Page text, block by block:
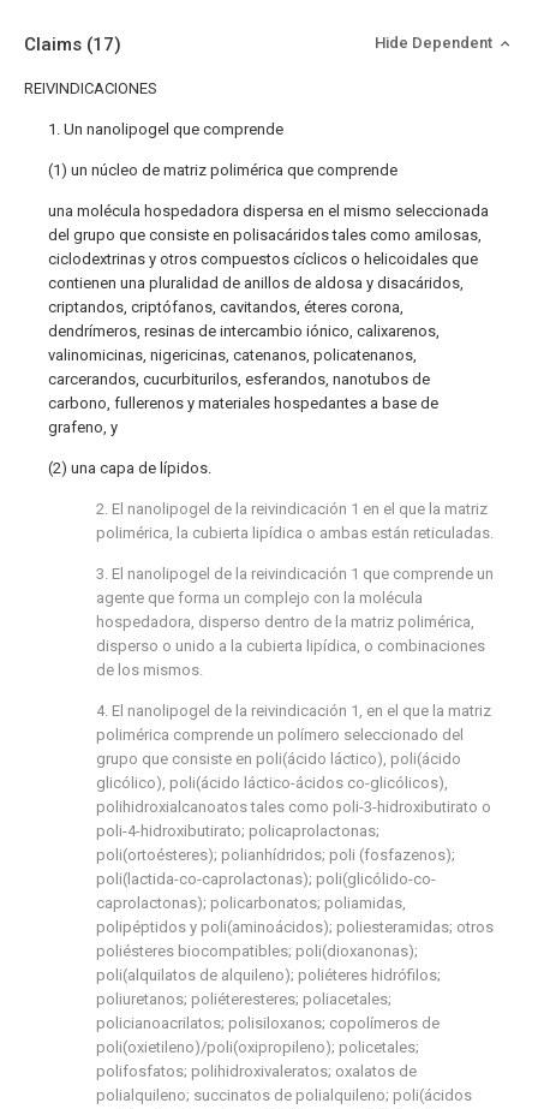
Claims (17) Hide Dependent
REIVINDICACIONES
1. Un nanolipogel que comprende
(1) un núcleo de matriz polimérica que comprende
una molécula hospedadora dispersa en el mismo seleccionada
del grupo que consiste en polisacáridos tales como amilosas,
ciclodextrinas y otros compuestos cíclicos o helicoidales que
contienen una pluralidad de anillos de aldosa y disacáridos,
criptandos, criptófanos, cavitandos, éteres corona,
dendrímeros, resinas de intercambio iónico, calixarenos,
valinomicinas, nigericinas, catenanos, policatenanos,
carcerandos, cucurbiturilos, esferandos, nanotubos de
carbono, fullerenos y materiales hospedantes a base de
grafeno, y
(2) una capa de lípidos.
2. El nanolipogel de la reivindicación 1 en el que la matriz
polimérica, la cubierta lipídica o ambas están reticuladas.
3. El nanolipogel de la reivindicación 1 que comprende un
agente que forma un complejo con la molécula
hospedadora, disperso dentro de la matriz polimérica,
disperso o unido a la cubierta lipídica, o combinaciones
de los mismos.
4. El nanolipogel de la reivindicación 1, en el que la matriz
polimérica comprende un polímero seleccionado del
grupo que consiste en poli(ácido láctico), poli(ácido
glicólico), poli(ácido láctico-ácidos co-glicólicos),
polihidroxialcanoatos tales como poli-3-hidroxibutirato o
poli-4-hidroxibutirato; policaprolactonas;
poli(ortoésteres); polianhídridos; poli (fosfazenos);
poli(lactida-co-caprolactonas); poli(glicólido-co-
caprolactonas); policarbonatos; poliamidas,
polipéptidos y poli(aminoácidos); poliesteramidas; otros
poliésteres biocompatibles; poli(dioxanonas);
poli(alquilatos de alquileno); poliéteres hidrófilos;
poliuretanos; poliéteresteres; poliacetales;
policianoacrilatos; polisiloxanos; copolímeros de
poli(oxietileno)/poli(oxipropileno); policetales;
polifosfatos; polihidroxivaleratos; oxalatos de
polialquileno; succinatos de polialquileno; poli(ácidos